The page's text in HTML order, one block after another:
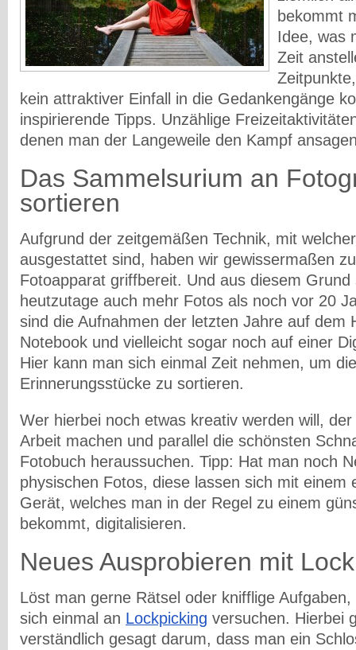
bekommt
Idee, was
Zeit
kein attraktiver Einfall in die Gedankengänge
inspirierende Tipps. Unzählige
denen man der Langeweile den Kampf
Das Sammelsurium an
sortieren
Aufgrund der zeitgemäßen Technik, mit
ausgestattet sind, haben wir gewissermaßen
Fotoapparat griffbereit. Und aus diesem Grund
heutzutage auch mehr Fotos als noch vor 20
sind die Aufnahmen der letzten Jahre auf dem
Notebook und vielleicht sogar noch auf einer
Hier kann man sich einmal Zeit nehmen, um
Erinnerungsstücke zu sortieren.
Wer hierbei noch etwas kreativ werden will,
Arbeit machen und parallel die schönsten
Fotobuch heraussuchen. Tipp: Hat man noch
physischen Fotos, diese lassen sich mit einem
Gerät, welches man in der Regel zu einem
bekommt, digitalisieren.
Neues Ausprobieren mit
Löst man gerne Rätsel oder knifflige
sich einmal an Lockpicking versuchen. Hierbei
verständlich gesagt darum, dass man ein